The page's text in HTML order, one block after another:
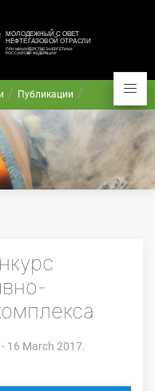
Публикации
- 16 March 2017.